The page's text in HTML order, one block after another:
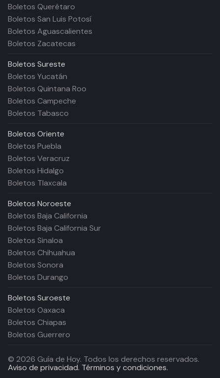
Boletos Querétaro
Boletos San Luis Potosí
Boletos Aguascalientes
Boletos Zacatecas
Boletos Sureste
Boletos Yucatán
Boletos Quintana Roo
Boletos Campeche
Boletos Tabasco
Boletos Oriente
Boletos Puebla
Boletos Veracruz
Boletos Hidalgo
Boletos Tlaxcala
Boletos Noroeste
Boletos Baja California
Boletos Baja California Sur
Boletos Sinaloa
Boletos Chihuahua
Boletos Sonora
Boletos Durango
Boletos Suroeste
Boletos Oaxaca
Boletos Chiapas
Boletos Guerrero
© 2026 Guía de Hoy. Todos los derechos reservados.
Aviso de privacidad. Términos y condiciones.